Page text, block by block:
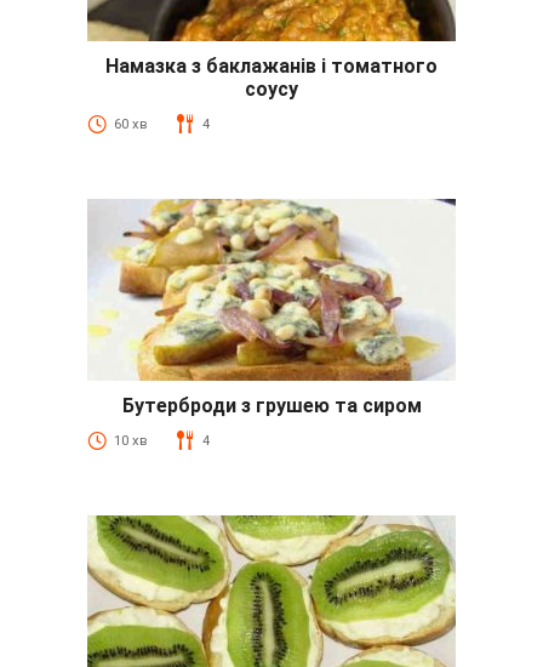
Намазка з баклажанів і томатного
соусу
60 хв 4
Бутерброди з грушею та сиром
10 хв 4